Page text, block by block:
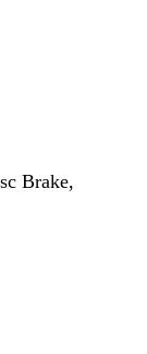
Brake,